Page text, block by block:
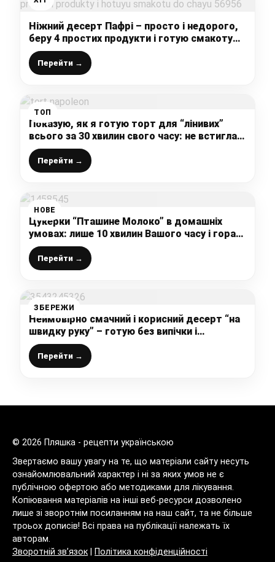
Ніжний десерт Пафрі – просто і недорого,
беру 4 простих продукти і готую смакоту
до чаю
Перейти →
ТОП
Показую, як я готую торт для “лінивих”
всього за 30 хвилин свого часу: не встигла
приготувати, як все вже з’їли
Перейти →
НОВЕ
Цукерки “Пташине Молоко” в домашніх
умовах: лише 10 хвилин Вашого часу і гора
смакоти на столі
Перейти →
ЗБЕРЕЖИ
Неймовірно смачний і корисний десерт “на
швидку руку” – готую без випічки і
спеціальних пристосувань, просто і легко
Перейти →
© 2026 Пляшка - рецепти українською
Звертаємо вашу увагу на те, що матеріали сайту несуть
ознайомлювальний характер і ні за яких умов не є
публічною офертою або методиками для лікування.
Копіювання матеріалів на інші веб-ресурси дозволено
лише зі зворотнім посиланням на наш сайт, та не більше
троьох дописів! Всі права на публікації належать їх
авторам.
Зворотній зв’язок
Політика конфіденційності